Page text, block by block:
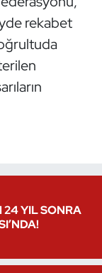
rekabet
24 YIL SONRA